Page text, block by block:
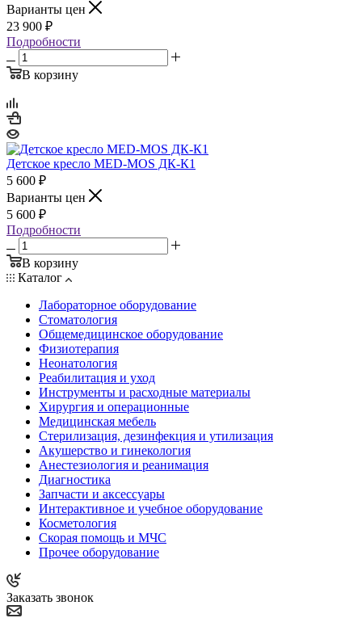
Варианты цен
23 900 ₽
Подробности
В корзину
Детское кресло MED-MOS ДК-К1
5 600 ₽
Варианты цен
5 600 ₽
Подробности
В корзину
Каталог
Лабораторное оборудование
Стоматология
Общемедицинское оборудование
Физиотерапия
Неонатология
Реабилитация и уход
Инструменты и расходные материалы
Хирургия и операционные
Медицинская мебель
Стерилизация, дезинфекция и утилизация
Акушерство и гинекология
Анестезиология и реанимация
Диагностика
Запчасти и аксессуары
Интерактивное и учебное оборудование
Косметология
Скорая помощь и МЧС
Прочее оборудование
Заказать звонок